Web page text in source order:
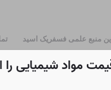
منبع علمی فسفریک اسید
مواد شیمیایی را